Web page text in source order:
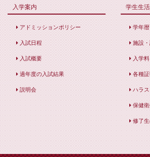
入学案内
アドミッションポリシー
入試日程
入試概要
過年度の入試結果
説明会
学生生活
学年暦
施設
入学
各種
ハラ
保健
修了